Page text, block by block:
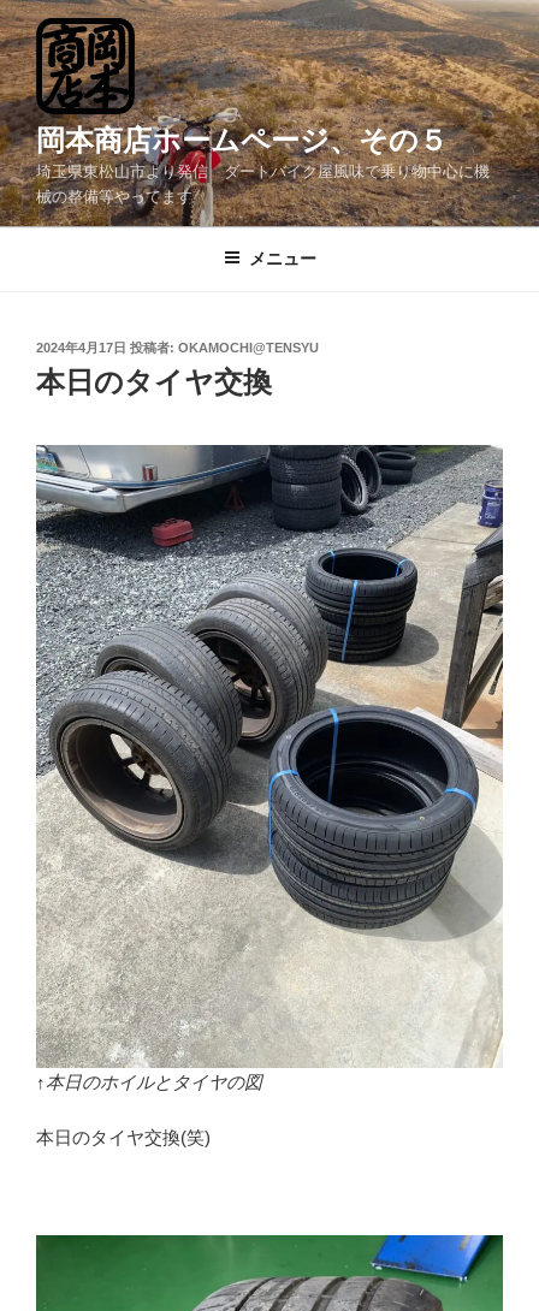
コ
ン
テ
ン
ツ
へ
ス
キ
岡本商店ホームページ、その５
埼玉県東松山市より発信 ダートバイク屋風味で乗り物中心に機
械の整備等やってます
メニュー
投
日:
2024年4月17日 投稿者: OKAMOCHI@TENSYU
本日のタイヤ交換
↑本日のホイルとタイヤの図
本日のタイヤ交換(笑)